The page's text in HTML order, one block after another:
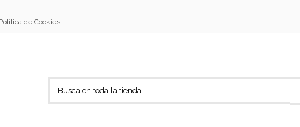
Política de Cookies